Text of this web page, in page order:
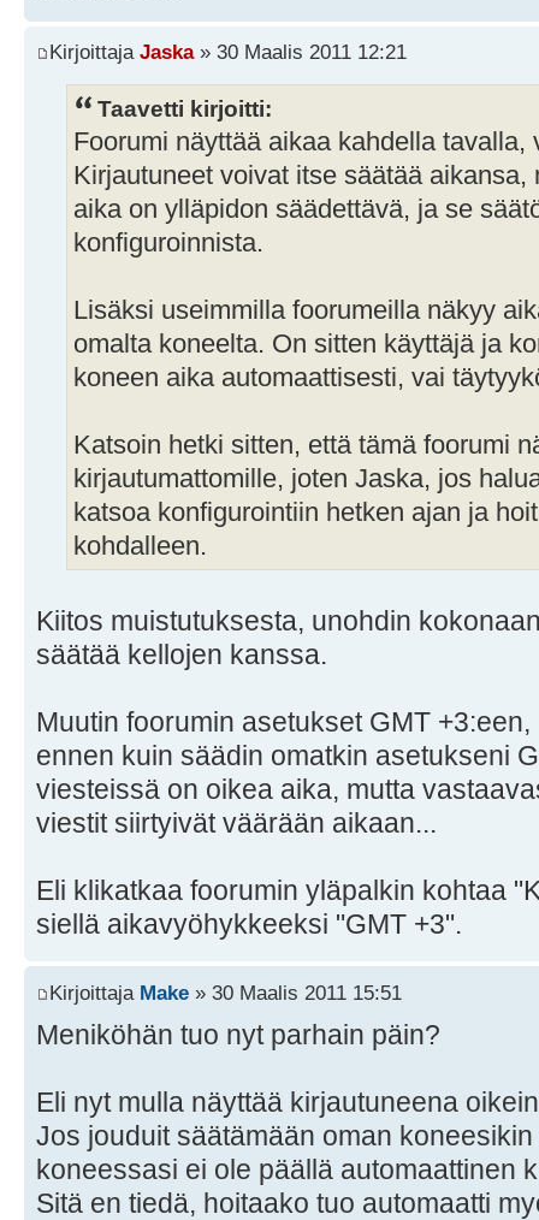
Kirjoittaja Jaska» 30 Maalis 2011 12:21
Taavetti kirjoitti:
Foorumi näyttää aikaa kahdella
Kirjautuneet voivat itse säätää
aika on ylläpidon säädettävä, ja se
konfiguroinnista.
Lisäksi useimmilla foorumeilla näkyy
omalta koneelta. On sitten käyttäjä ja
koneen aika automaattisesti, vai
Katsoin hetki sitten, että tämä foorumi
kirjautumattomille, joten Jaska, jos
katsoa konfigurointiin hetken ajan ja
kohdalleen.
Kiitos muistutuksesta, unohdin
säätää kellojen kanssa.
Muutin foorumin asetukset GMT
ennen kuin säädin omatkin asetukseni
viesteissä on oikea aika, mutta
viestit siirtyivät väärään aikaan...
Eli klikatkaa foorumin yläpalkin kohtaa
siellä aikavyöhykkeeksi "GMT +3".
Kirjoittaja Make » 30 Maalis 2011 15:51
Meniköhän tuo nyt parhain päin?
Eli nyt mulla näyttää kirjautuneena
Jos jouduit säätämään oman
koneessasi ei ole päällä automaattinen
Sitä en tiedä, hoitaako tuo automaatti